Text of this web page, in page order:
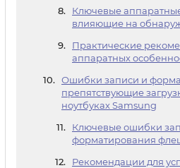
Ключевые
влияющие на
Практические
аппаратных
Ошибки записи и
препятствующие
ноутбуках Samsung
Ключевые ошибки
форматирования
Рекомендации для